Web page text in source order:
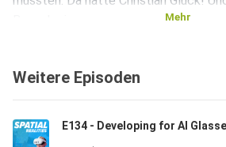
Erlebnis ist, bringt Christian auch
original Oculus-Event war die
nicht.
Mehr
Weitere Episoden